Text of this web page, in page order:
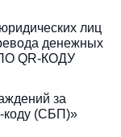
лиц
денежных
QR-КОДУ
за
коду (СБП)»